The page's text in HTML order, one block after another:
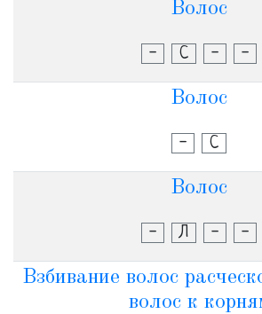
Волос
- С - -
Волос
- С
Волос
- Л - -
Взбивание волос
волос к